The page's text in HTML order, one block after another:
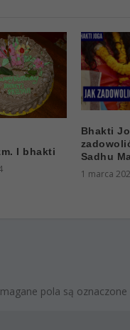
I bhakti
Bhakti
Sadhu
1 marca
pola są oznaczone